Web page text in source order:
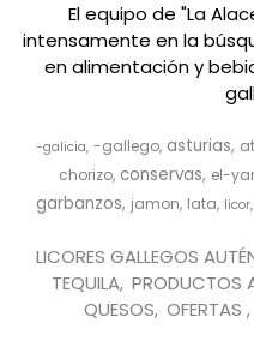
El equipo de "La
intensamente en la
en alimentación y
-galicia -gallego asturias
chorizo conservas el-
garbanzos jamon lata licor
LICORES GALLEGOS
TEQUILA PRODUCTOS
QUESOS OFERTAS